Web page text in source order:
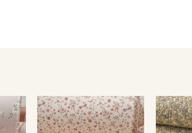
запрещено использовать средства с содержанием
сушить в подвешенном и расправленном состоянии, в
- гладить, рекомендуется с паром используя
Цветопередача (тон) может отличаться от